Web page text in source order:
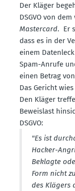
Der Kläger
DSGVO von
Mastercard. Er
dass es in der
einem
Spam-Anrufe
einen Betrag
Das Gericht
Den Kläger
Beweislast
DSGVO:
"Es ist
Hacker-
Beklagte
Form nicht
des Klägers